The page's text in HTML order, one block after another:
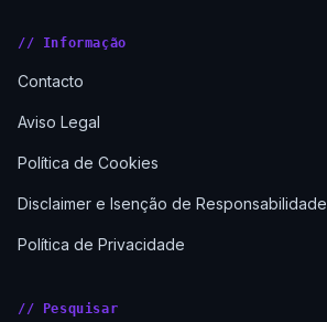
// Informação
Contacto
Aviso Legal
Política de Cookies
Disclaimer e Isenção de Responsabilidade
Política de Privacidade
// Pesquisar